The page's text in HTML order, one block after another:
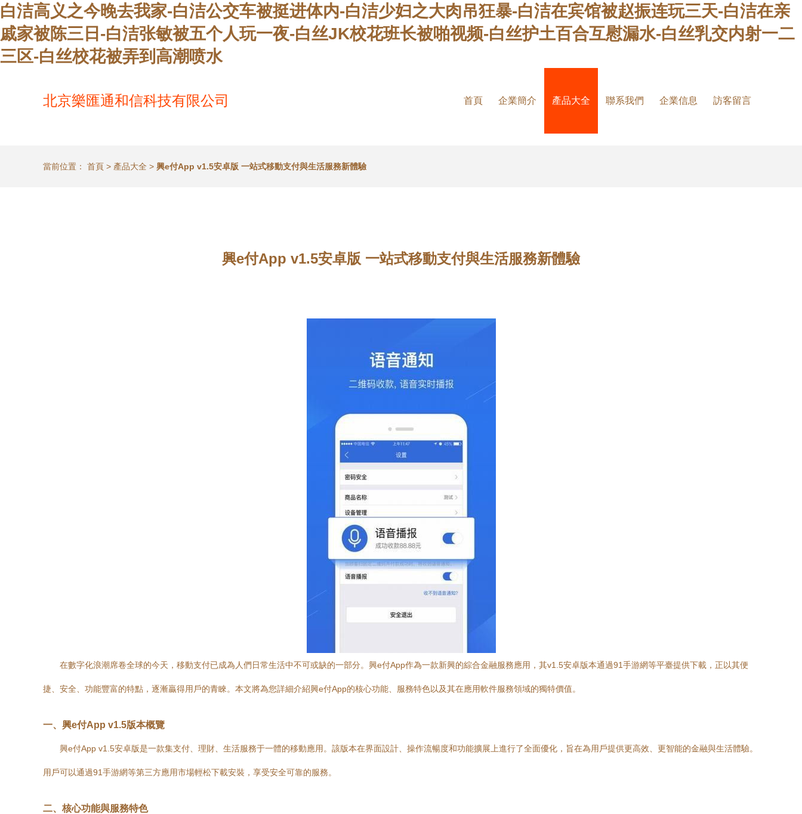
白洁高义之今晚去我家-白洁公交车被挺进体内-白洁少妇之大肉吊狂暴-白洁在宾馆被赵振连玩三天-白洁在亲
戚家被陈三日-白洁张敏被五个人玩一夜-白丝JK校花班长被啪视频-白丝护土百合互慰漏水-白丝乳交内射一二
三区-白丝校花被弄到高潮喷水
北京樂匯通和信科技有限公司 首頁 企業簡介 產品大全 聯系我們 企業信息 訪客留言
當前位置： 首頁 > 產品大全 > 興e付App v1.5安卓版 一站式移動支付與生活服務新體驗
興e付App v1.5安卓版 一站式移動支付與生活服務新體驗
在數字化浪潮席卷全球的今天，移動支付已成為人們日常生活中不可或缺的一部分。興e付App作為一款新興的綜合金融服務應用，其v1.5安卓版本通過91手游網等平臺提供下載，正以其便
捷、安全、功能豐富的特點，逐漸贏得用戶的青睞。本文將為您詳細介紹興e付App的核心功能、服務特色以及其在應用軟件服務領域的獨特價值。
一、興e付App v1.5版本概覽
興e付App v1.5安卓版是一款集支付、理財、生活服務于一體的移動應用。該版本在界面設計、操作流暢度和功能擴展上進行了全面優化，旨在為用戶提供更高效、更智能的金融與生活體驗。
用戶可以通過91手游網等第三方應用市場輕松下載安裝，享受安全可靠的服務。
二、核心功能與服務特色